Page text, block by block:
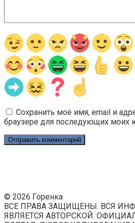
Сохранить моё имя, email и
браузере для последующих моих
© 2026 Горенка
ВСЕ ПРАВА ЗАЩИЩЕНЫ. ВСЯ
ЯВЛЯЕТСЯ АВТОРСКОЙ.